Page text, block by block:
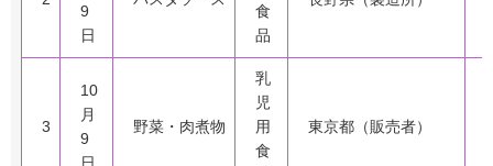
9
日
食
品
3
10
月
9
野菜・肉煮物
乳
児
用
食
東京都（販売者）